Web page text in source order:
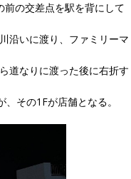
の交差点を駅を背にして
沿いに渡り、ファミリーマ
道なりに渡った後に右折す
その1Fが店舗となる。